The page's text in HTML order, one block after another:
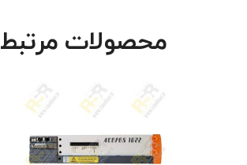
محصولات مرتبط